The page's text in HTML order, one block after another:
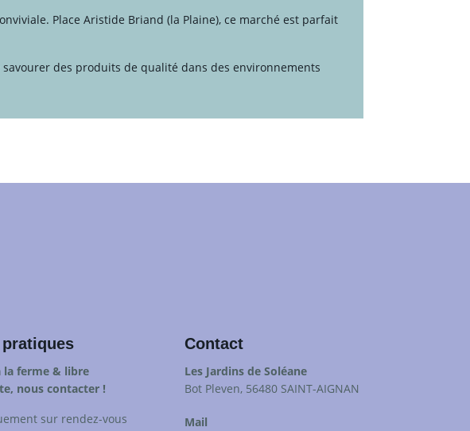
Place Aristide Briand (la Plaine), ce marché est parfait
des produits de qualité dans des environnements
la ferme & libre
nous contacter !
sur rendez-vous
Contact
Les Jardins de Soléane
Bot Pleven, 56480 SAINT-AIGNAN
Mail